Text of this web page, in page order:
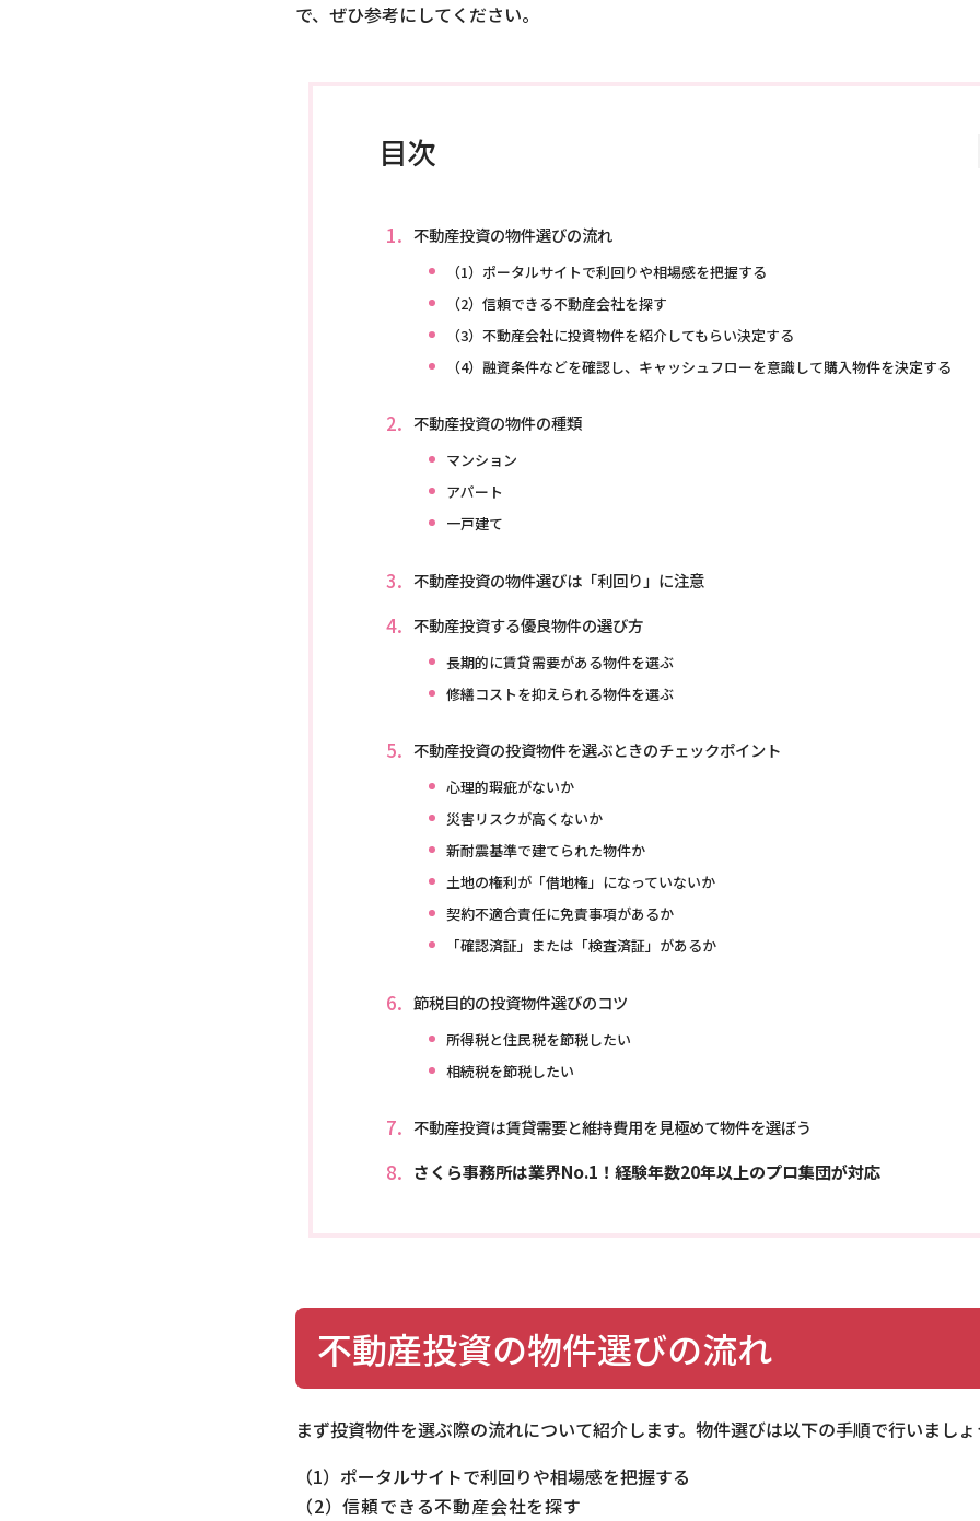
で、ぜひ参考にしてください。
目次
不動産投資の物件選びの流れ
（1）ポータルサイトで利回りや相場感を把握する
（2）信頼できる不動産会社を探す
（3）不動産会社に投資物件を紹介してもらい決定する
（4）融資条件などを確認し、キャッシュフローを意識して購入物件を決定する
不動産投資の物件の種類
マンション
アパート
一戸建て
不動産投資の物件選びは「利回り」に注意
不動産投資する優良物件の選び方
長期的に賃貸需要がある物件を選ぶ
修繕コストを抑えられる物件を選ぶ
不動産投資の投資物件を選ぶときのチェックポイント
心理的瑕疵がないか
災害リスクが高くないか
新耐震基準で建てられた物件か
土地の権利が「借地権」になっていないか
契約不適合責任に免責事項があるか
「確認済証」または「検査済証」があるか
節税目的の投資物件選びのコツ
所得税と住民税を節税したい
相続税を節税したい
不動産投資は賃貸需要と維持費用を見極めて物件を選ぼう
さくら事務所は業界No.1！経験年数20年以上のプロ集団が対応
不動産投資の物件選びの流れ
まず投資物件を選ぶ際の流れについて紹介します。物件選びは以下の手順で行いましょ
（1）ポータルサイトで利回りや相場感を把握する
（2）信頼できる不動産会社を探す